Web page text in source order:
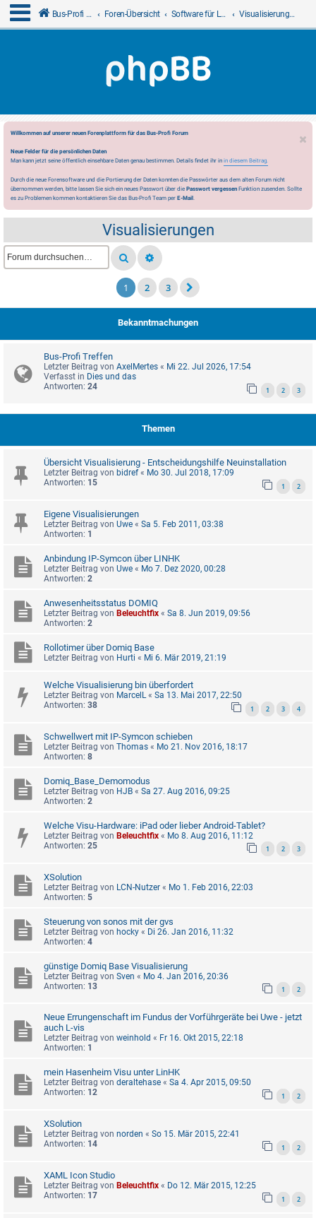
Bus-Profi GmbH Foren-Übersicht Software für LCN Visualisierungen
Willkommen auf unserer neuen Forenplattform für das Bus-Profi Forum
Neue Felder für die persönlichen Daten
Man kann jetzt seine öffentlich einsehbare Daten genau bestimmen. Details findet ihr in in diesem Beitrag.
Durch die neue Forensoftware und die Portierung der Daten konnten die Passwörter aus dem alten Forum nicht
übernommen werden, bitte lassen Sie sich ein neues Passwort über die Passwort vergessen Funktion zusenden. Sollte
es zu Problemen kommen kontaktieren Sie das Bus-Profi Team per E-Mail.
Visualisierungen
1 2 3
Bekanntmachungen
Bus-Profi Treffen
Letzter Beitrag von AxelMertes « Mi 22. Jul 2026, 17:54
Verfasst in Dies und das
Antworten: 24 1 2 3
Themen
Übersicht Visualisierung - Entscheidungshilfe Neuinstallation
Letzter Beitrag von bidref« Mo 30. Jul 2018, 17:09
Antworten: 15 1 2
Eigene Visualisierungen
Letzter Beitrag von Uwe « Sa 5. Feb 2011, 03:38
Antworten: 1
Anbindung IP-Symcon über LINHK
Letzter Beitrag von Uwe « Mo 7. Dez 2020, 00:28
Antworten: 2
Anwesenheitsstatus DOMIQ
Letzter Beitrag von Beleuchtfix « Sa 8. Jun 2019, 09:56
Antworten: 2
Rollotimer über Domiq Base
Letzter Beitrag von Hurti « Mi 6. Mär 2019, 21:19
Welche Visualisierung bin überfordert
Letzter Beitrag von MarcelL« Sa 13. Mai 2017, 22:50
Antworten: 38 1 2 3 4
Schwellwert mit IP-Symcon schieben
Letzter Beitrag von Thomas « Mo 21. Nov 2016, 18:17
Antworten: 8
Domiq_Base_Demomodus
Letzter Beitrag von HJB « Sa 27. Aug 2016, 09:25
Antworten: 2
Welche Visu-Hardware: iPad oder lieber Android-Tablet?
Letzter Beitrag von Beleuchtfix « Mo 8. Aug 2016, 11:12
Antworten: 25 1 2 3
XSolution
Letzter Beitrag von LCN-Nutzer « Mo 1. Feb 2016, 22:03
Antworten: 5
Steuerung von sonos mit der gvs
Letzter Beitrag von hocky « Di 26. Jan 2016, 11:32
Antworten: 4
günstige Domiq Base Visualisierung
Letzter Beitrag von Sven « Mo 4. Jan 2016, 20:36
Antworten: 13 1 2
Neue Errungenschaft im Fundus der Vorführgeräte bei Uwe - jetzt
auch L-vis
Letzter Beitrag von weinhold « Fr 16. Okt 2015, 22:18
Antworten: 1
mein Hasenheim Visu unter LinHK
Letzter Beitrag von deraltehase « Sa 4. Apr 2015, 09:50
Antworten: 12 1 2
XSolution
Letzter Beitrag von norden « So 15. Mär 2015, 22:41
Antworten: 14 1 2
XAML Icon Studio
Letzter Beitrag von Beleuchtfix « Do 12. Mär 2015, 12:25
Antworten: 17 1 2